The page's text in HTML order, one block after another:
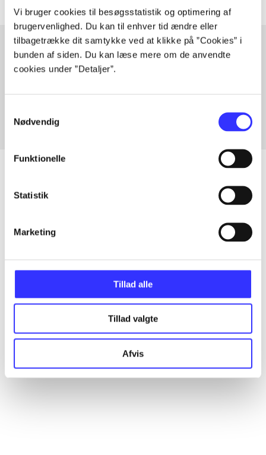
Vi bruger cookies til besøgsstatistik og optimering af
brugervenlighed. Du kan til enhver tid ændre eller
tilbagetrække dit samtykke ved at klikke på ”Cookies” i
bunden af siden. Du kan læse mere om de anvendte
cookies under ”Detaljer”.
Nødvendig
Funktionelle
Statistik
Marketing
Tillad alle
Tillad valgte
Afvis
Artikler med samme emner
...
...